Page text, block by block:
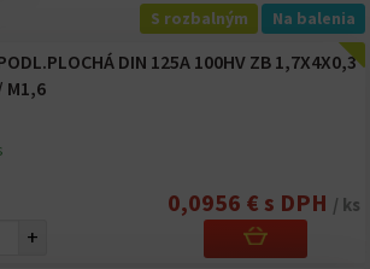
S rozbalným Na balenia
DIN 125A 100HV ZB 1,7X4X0,3
M1,6
0,0956 € s DPH / ks
+